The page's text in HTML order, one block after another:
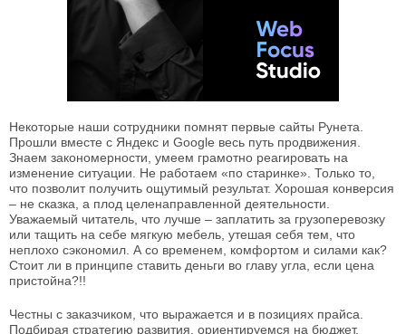
Некоторые наши сотрудники помнят первые сайты Рунета.
Прошли вместе с Яндекс и Google весь путь продвижения.
Знаем закономерности, умеем грамотно реагировать на
изменение ситуации. Не работаем «по старинке». Только то,
что позволит получить ощутимый результат. Хорошая конверсия
– не сказка, а плод целенаправленной деятельности.
Уважаемый читатель, что лучше – заплатить за грузоперевозку
или тащить на себе мягкую мебель, утешая себя тем, что
неплохо сэкономил. А со временем, комфортом и силами как?
Стоит ли в принципе ставить деньги во главу угла, если цена
пристойна?!!
Честны с заказчиком, что выражается и в позициях прайса.
Подбирая стратегию развития, ориентируемся на бюджет,